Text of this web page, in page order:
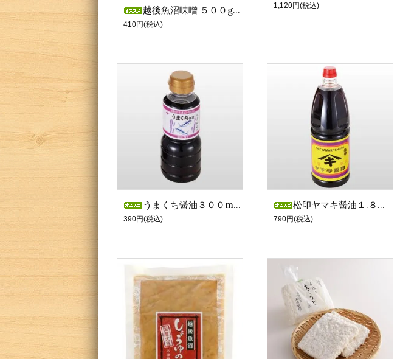
越後魚沼味噌 ５００g【袋詰め】
410円(税込)
1,120円(税込)
うまくち醤油３００ml【１本】
390円(税込)
松印ヤマキ醤油１.８【１本】
790円(税込)